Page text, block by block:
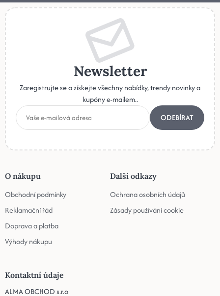
Newsletter
Zaregistrujte se a získejte všechny nabídky, trendy novinky a
kupóny e-mailem..
ODEBÍRAT
O nákupu
Obchodní podmínky
Reklamační řád
Doprava a platba
Výhody nákupu
Další odkazy
Ochrana osobních údajů
Zásady používání cookie
Kontaktní údaje
ALMA OBCHOD s.r.o